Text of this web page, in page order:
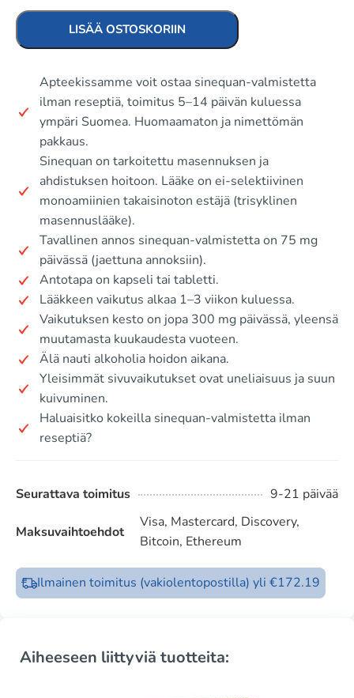
LISÄÄ OSTOSKORIIN
Apteekissamme voit ostaa sinequan-valmistetta
ilman reseptiä, toimitus 5–14 päivän kuluessa
ympäri Suomea. Huomaamaton ja nimettömän
pakkaus.
Sinequan on tarkoitettu masennuksen ja
ahdistuksen hoitoon. Lääke on ei-selektiivinen
monoamiinien takaisinoton estäjä (trisyklinen
masennuslääke).
Tavallinen annos sinequan-valmistetta on 75 mg
päivässä (jaettuna annoksiin).
Antotapa on kapseli tai tabletti.
Lääkkeen vaikutus alkaa 1–3 viikon kuluessa.
Vaikutuksen kesto on jopa 300 mg päivässä, yleensä
muutamasta kuukaudesta vuoteen.
Älä nauti alkoholia hoidon aikana.
Yleisimmät sivuvaikutukset ovat uneliaisuus ja suun
kuivuminen.
Haluaisitko kokeilla sinequan-valmistetta ilman
reseptiä?
Seurattava toimitus 9-21 päivää
Maksuvaihtoehdot
Visa, Mastercard, Discovery,
Bitcoin, Ethereum
Ilmainen toimitus (vakiolentopostilla) yli €172.19
Aiheeseen liittyviä tuotteita: